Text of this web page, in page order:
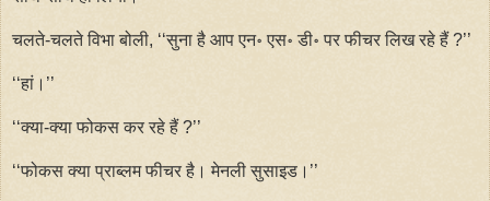
चलते-चलते विभा बोली, ‘‘सुना है आप एन॰ एस॰ डी॰ पर फीचर लिख रहे हैं ?’’
‘‘हां।’’
‘‘क्या-क्या फोकस कर रहे हैं ?’’
‘‘फोकस क्या प्राब्लम फीचर है। मेनली सुसाइड।’’